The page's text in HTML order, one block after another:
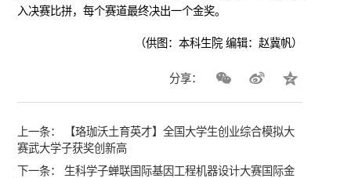
入决赛比拼，每个赛道最终决出一个金奖。
（供图：本科生院 编辑：赵冀帆）
分享：
上一条：
【珞珈沃土育英才】全国大学生创业综合模拟大
赛武大学子获奖创新高
下一条： 生科学子蝉联国际基因工程机器设计大赛国际金